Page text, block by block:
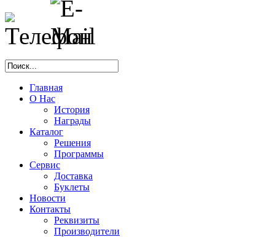
Главная
О Нас
История
Награды
Каталог
Решения
Программы
Сервис
Доставка
Буклеты
Новости
Контакты
Реквизиты
Производители